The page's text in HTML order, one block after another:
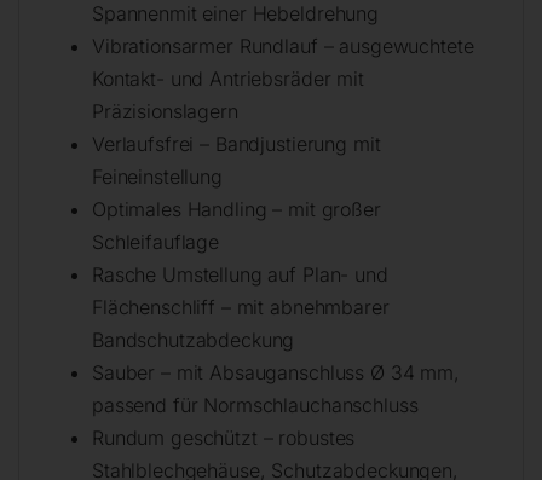
Spannenmit einer Hebeldrehung
Vibrationsarmer Rundlauf – ausgewuchtete
Kontakt- und Antriebsräder mit
Präzisionslagern
Verlaufsfrei – Bandjustierung mit
Feineinstellung
Optimales Handling – mit großer
Schleifauflage
Rasche Umstellung auf Plan- und
Flächenschliff – mit abnehmbarer
Bandschutzabdeckung
Sauber – mit Absauganschluss Ø 34 mm,
passend für Normschlauchanschluss
Rundum geschützt – robustes
Stahlblechgehäuse, Schutzabdeckungen,